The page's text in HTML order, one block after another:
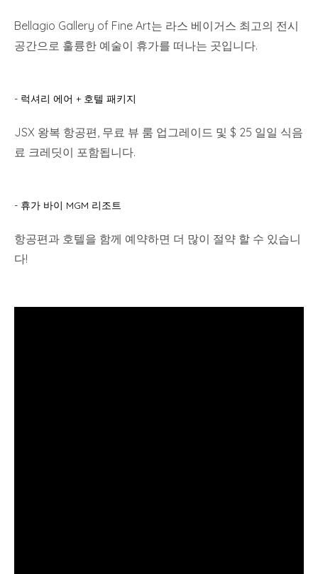
Bellagio Gallery of Fine Art는 라스 베이거스 최고의 전시
공간으로 훌륭한 예술이 휴가를 떠나는 곳입니다.
- 럭셔리 에어 + 호텔 패키지
JSX 왕복 항공편, 무료 뷰 룸 업그레이드 및 $ 25 일일 식음
료 크레딧이 포함됩니다.
- 휴가 바이 MGM 리조트
항공편과 호텔을 함께 예약하면 더 많이 절약 할 수 있습니
다!